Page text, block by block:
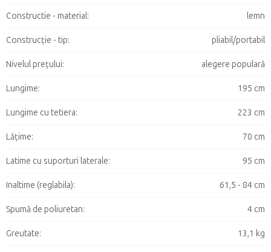
Constructie - material: lemn
Construcție - tip: pliabil/portabil
Nivelul prețului: alegere populară
Lungime: 195 cm
Lungime cu tetiera: 223 cm
Lățime: 70 cm
Latime cu suporturi laterale: 95 cm
Inaltime (reglabila): 61,5 - 84 cm
Spumă de poliuretan: 4 cm
Greutate: 13,1 kg